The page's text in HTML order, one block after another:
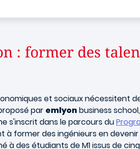
: former des
et sociaux nécessitent
par emlyonbusiness
s'inscrit dans le parcours du
à former des ingénieurs en
à des étudiants de M1 issus de